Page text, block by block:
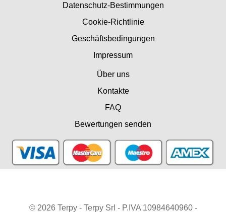
Datenschutz-Bestimmungen
Cookie-Richtlinie
Geschäftsbedingungen
Impressum
Über uns
Kontakte
FAQ
Bewertungen senden
© 2026 Terpy - Terpy Srl - P.IVA 10984640960 -